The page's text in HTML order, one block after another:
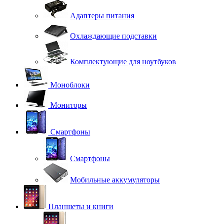
Адаптеры питания
Охлаждающие подставки
Комплектующие для ноутбуков
Моноблоки
Мониторы
Смартфоны
Смартфоны
Мобильные аккумуляторы
Планшеты и книги